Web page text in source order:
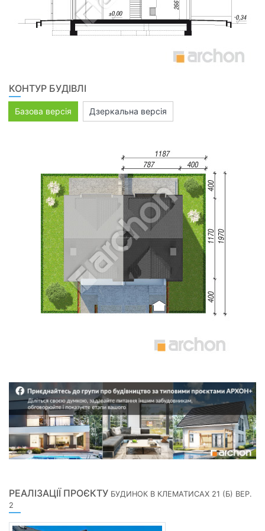
КОНТУР БУДІВЛІ
Базова версія Дзеркальна версія
РЕАЛІЗАЦІЇ ПРОЄКТУ БУДИНОК В КЛЕМАТИСАХ 21 (Б) ВЕР.
2